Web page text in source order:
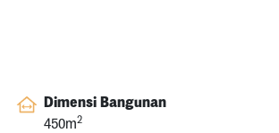
Dimensi Bangunan
450m2